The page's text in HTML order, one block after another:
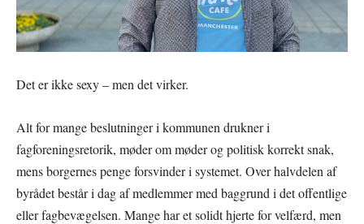
Det er ikke sexy – men det virker.
Alt for mange beslutninger i kommunen drukner i
fagforeningsretorik, møder om møder og politisk korrekt snak,
mens borgernes penge forsvinder i systemet. Over halvdelen af
byrådet består i dag af medlemmer med baggrund i det offentlige
eller fagbevægelsen. Mange har et solidt hjerte for velfærd, men